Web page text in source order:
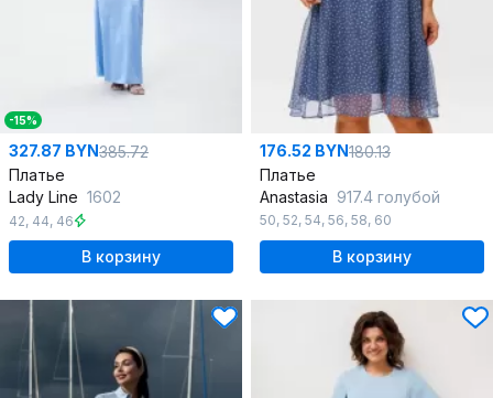
-15%
327.87 BYN385.72
Платье
Lady Line 1602
42, 44, 46
В корзину
176.52 BYN180.13
Платье
Anastasia 917.4 голубой
50, 52, 54, 56, 58, 60
В корзину